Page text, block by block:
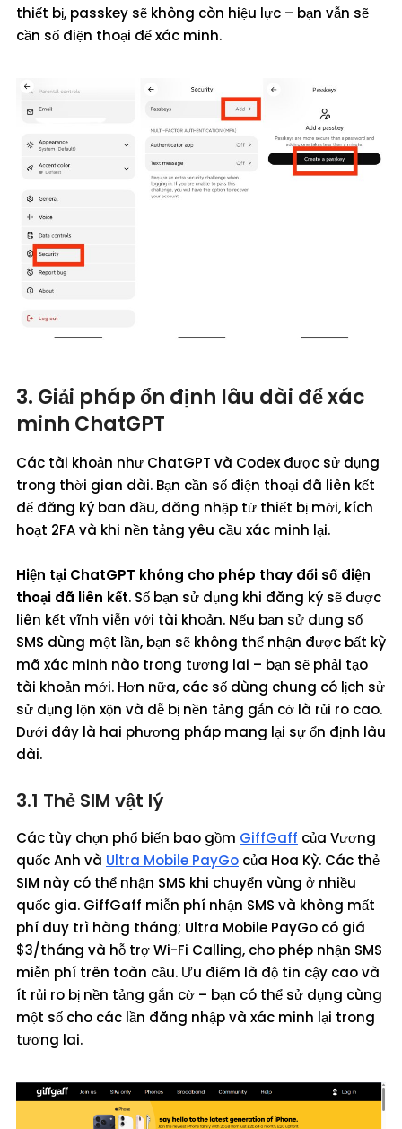
thiết bị, passkey sẽ không còn hiệu lực – bạn vẫn sẽ
cần số điện thoại để xác minh.
3. Giải pháp ổn định lâu dài để xác
minh ChatGPT
Các tài khoản như ChatGPT và Codex được sử dụng
trong thời gian dài. Bạn cần số điện thoại đã liên kết
để đăng ký ban đầu, đăng nhập từ thiết bị mới, kích
hoạt 2FA và khi nền tảng yêu cầu xác minh lại.
Hiện tại ChatGPT không cho phép thay đổi số điện
thoại đã liên kết. Số bạn sử dụng khi đăng ký sẽ được
liên kết vĩnh viễn với tài khoản. Nếu bạn sử dụng số
SMS dùng một lần, bạn sẽ không thể nhận được bất kỳ
mã xác minh nào trong tương lai – bạn sẽ phải tạo
tài khoản mới. Hơn nữa, các số dùng chung có lịch sử
sử dụng lộn xộn và dễ bị nền tảng gắn cờ là rủi ro cao.
Dưới đây là hai phương pháp mang lại sự ổn định lâu
dài.
3.1 Thẻ SIM vật lý
Các tùy chọn phổ biến bao gồm GiffGaff của Vương
quốc Anh và Ultra Mobile PayGo của Hoa Kỳ. Các thẻ
SIM này có thể nhận SMS khi chuyển vùng ở nhiều
quốc gia. GiffGaff miễn phí nhận SMS và không mất
phí duy trì hàng tháng; Ultra Mobile PayGo có giá
$3/tháng và hỗ trợ Wi-Fi Calling, cho phép nhận SMS
miễn phí trên toàn cầu. Ưu điểm là độ tin cậy cao và
ít rủi ro bị nền tảng gắn cờ – bạn có thể sử dụng cùng
một số cho các lần đăng nhập và xác minh lại trong
tương lai.